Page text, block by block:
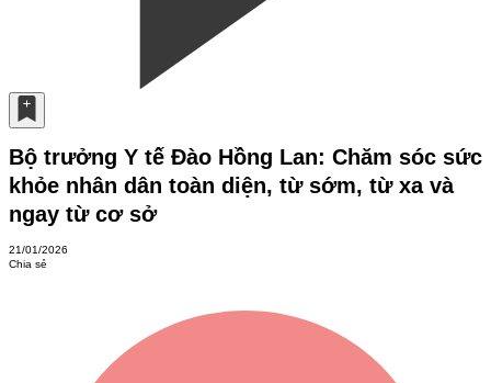
Bộ trưởng Y tế Đào Hồng Lan: Chăm sóc sức
khỏe nhân dân toàn diện, từ sớm, từ xa và
ngay từ cơ sở
21/01/2026
Chia sẻ